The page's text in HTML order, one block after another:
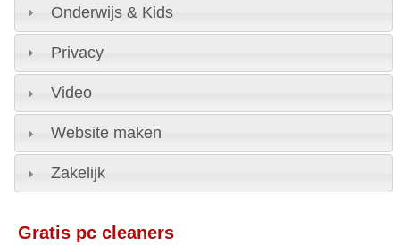
Onderwijs & Kids
Privacy
Video
Website maken
Zakelijk
Gratis pc cleaners